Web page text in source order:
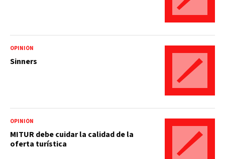
OPINIÓN
Sinners
OPINIÓN
MITUR debe cuidar la calidad de la
oferta turística